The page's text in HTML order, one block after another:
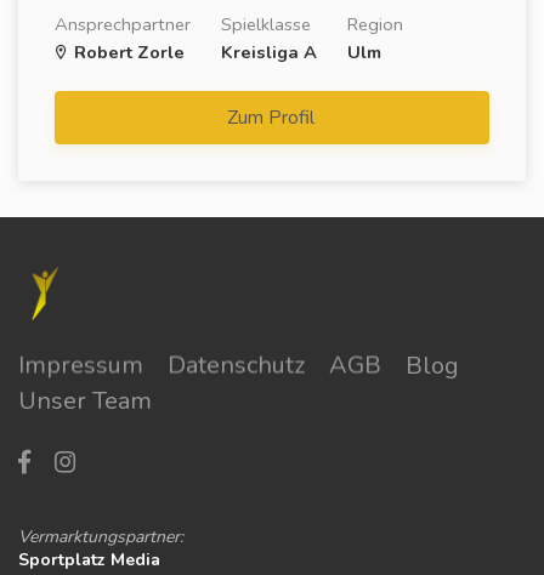
Ansprechpartner
Robert Zorle
Spielklasse
Kreisliga A
Region
Ulm
Zum Profil
Impressum Datenschutz AGB
Blog
Unser Team
Vermarktungspartner:
Sportplatz Media